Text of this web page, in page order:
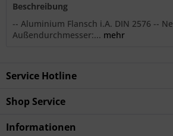
Beschreibung
-- Aluminium Flansch i.A. DIN 2576 --
Außendurchmesser:... mehr
Service Hotline
Shop Service
Informationen